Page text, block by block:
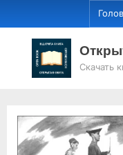
to
content
Скачать